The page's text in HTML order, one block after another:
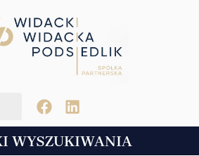
WYSZUKIWANIA